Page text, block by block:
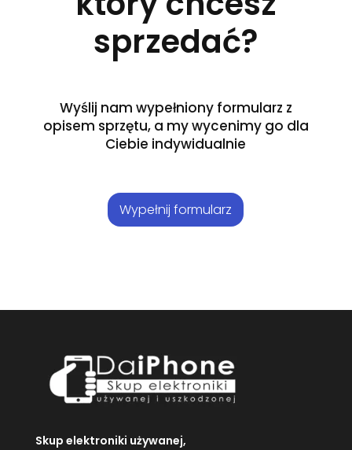
sprzedać?
Wyślij nam wypełniony formularz z
opisem sprzętu, a my wycenimy go dla
Ciebie indywidualnie
Wypełnij formularz
Skup elektroniki używanej,